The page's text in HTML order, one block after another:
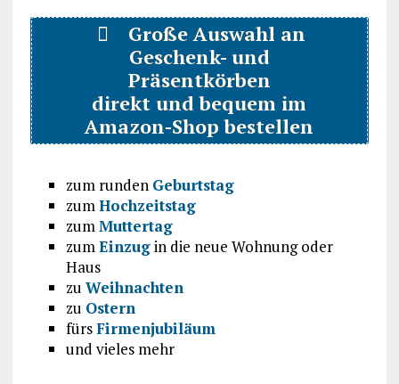
Große Auswahl an
Geschenk- und
Präsentkörben
direkt und bequem im
Amazon-Shop bestellen
zum runden Geburtstag
zum Hochzeitstag
zum Muttertag
zum Einzugin die neue Wohnung oder
Haus
zu Weihnachten
zu Ostern
fürsFirmenjubiläum
und vieles mehr